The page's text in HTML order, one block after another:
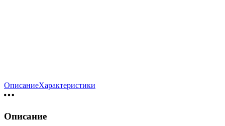
ОписаниеХарактеристики
Описание